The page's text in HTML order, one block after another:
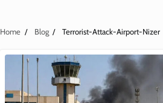
Home Blog Terrorist-Attack-Airport-Nizer